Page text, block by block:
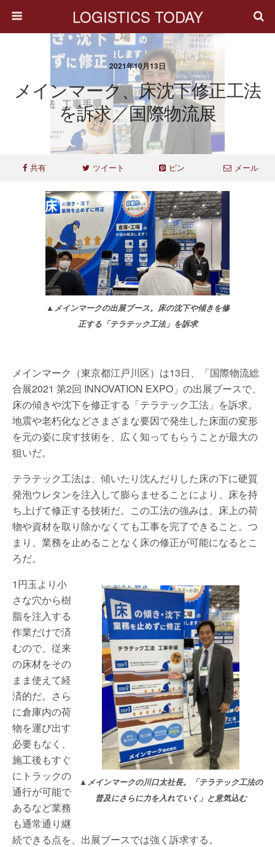
LOGISTICS TODAY
2021年10月13日
メインマーク、床沈下修正工法
を訴求／国際物流展
共有 ツイート ピン メール
▲メインマークの出展ブース。床の沈下や傾きを修
正する「テラテック工法」を訴求
メインマーク（東京都江戸川区）は13日、「国際物流総
合展2021 第2回 INNOVATION EXPO」の出展ブースで、
床の傾きや沈下を修正する「テラテック工法」を訴求。
地震や老朽化などさまざまな要因で発生した床面の変形
を元の姿に戻す技術を、広く知ってもらうことが最大の
狙いだ。
テラテック工法は、傾いたり沈んだりした床の下に硬質
発泡ウレタンを注入して膨らませることにより、床を持
ち上げて修正する技術だ。この工法の強みは、床上の荷
物や資材を取り除かなくても工事を完了できること。つ
まり、業務を止めることなく床の修正が可能になるとこ
ろだ。
▲メインマークの川口太社長。「テラテック工法の
普及にさらに力を入れていく」と意気込む
1円玉より小
さな穴から樹
脂を注入する
作業だけで済
むので、従来
の床材をその
まま使えて経
済的だ。さら
に倉庫内の荷
物を運び出す
必要もなく、
施工後もすぐ
にトラックの
通行が可能で
あるなど業務
も通常通り継
続できる点を、出展ブースでは強く訴求する。